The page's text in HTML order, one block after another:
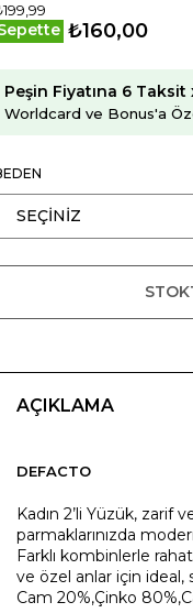
₺160,00
Peşin Fiyatına 6 Taksit
Worldcard ve Bonus'a
AÇIKLAMA
DEFACTO
Kadın 2’li Yüzük, zarif
parmaklarınızda
Farklı kombinlerle
ve özel anlar için ideal,
Cam 20%,Çinko